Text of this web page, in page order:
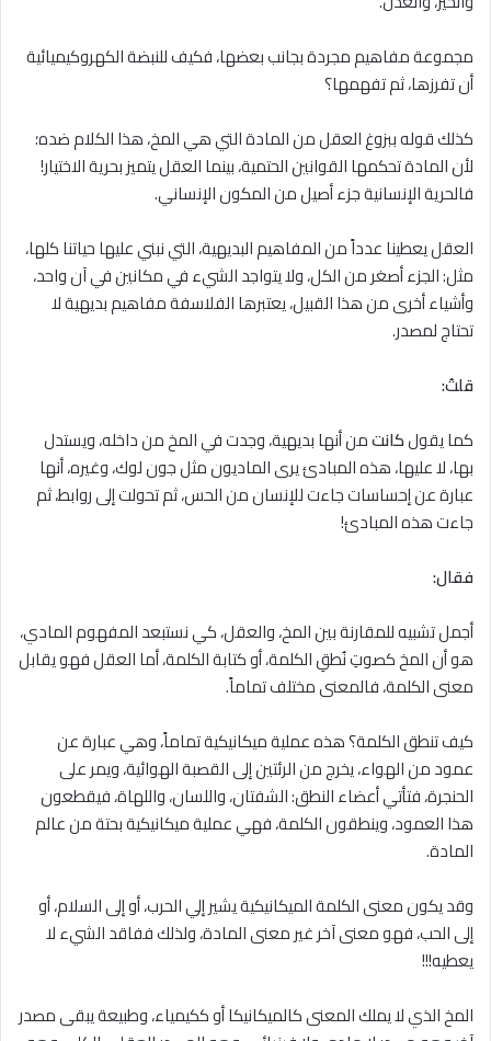
مجموعة مفاهيم مجردة بجانب بعضها، فكيف للنبضة الكهروكيميائية
أن تفرزها، ثم تفهمها؟
كذلك قوله ببزوغ العقل من المادة التي هي المخ، هذا الكلام ضده؛
لأن المادة تحكمها القوانين الحتمية، بينما العقل يتميز بحرية الاختيار!
فالحرية الإنسانية جزء أصيل من المكون الإنساني.
العقل يعطينا عدداً من المفاهيم البديهية، التي نبني عليها حياتنا كلها،
مثل: الجزء أصغر من الكل، ولا يتواجد الشيء في مكانين في آن واحد،
وأشياء أخرى من هذا القبيل، يعتبرها الفلاسفة مفاهيم بديهية ﻻ
تحتاج لمصدر.
قلتُ:
كما يقولكانتمن أنها بديهية، وجدت في المخ من داخله، ويستدل
بها، ﻻ عليها، هذه المبادئ يرى الماديون مثل جون لوك، وغيره، أنها
عبارة عن إحساسات جاءت للإنسان من الحس، ثم تحولت إلى روابط، ثم
جاءت هذه المبادئ!
فقال:
أجمل تشبيه للمقارنة بين المخ، والعقل، كي نستبعد المفهوم المادي،
هو أن المخ كصوتِ نُطقِ الكلمة، أو كتابة الكلمة، أما العقل فهو يقابل
معنى الكلمة، فالمعنى مختلف تماماً.
كيف تنطق الكلمة؟ هذه عملية ميكانيكية تماماً، وهي عبارة عن
عمود من الهواء، يخرج من الرئتين إلى القصبة الهوائية، ويمر على
الحنجرة، فتأتي أعضاء النطق: الشفتان، واللسان، واللهاة، فيقطعون
هذا العمود، وينطقون الكلمة، فهي عملية ميكانيكية بحتة من عالم
المادة.
وقد يكون معنى الكلمة الميكانيكية يشير إلي الحرب، أو إلى السلام، أو
إلى الحب، فهو معنى آخر غير معنى المادة، ولذلك ففاقد الشيء ﻻ
يعطيه!!!
المخ الذي ﻻ يملك المعنى كالميكانيكا أو ككيمياء، وطبيعة يبقى مصدر